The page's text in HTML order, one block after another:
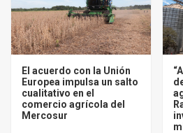
El acuerdo con la Unión
Europea impulsa un salto
cualitativo en el
comercio agrícola del
Mercosur